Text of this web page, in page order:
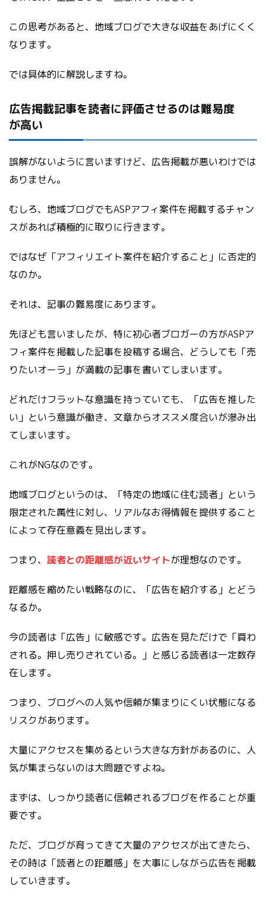
この思考があると、地域ブログで大きな収益をあげにくく
なります。
では具体的に解説しますね。
広告掲載記事を読者に評価させるのは難易度
が高い
誤解がないように言いますけど、広告掲載が悪いわけでは
ありません。
むしろ、地域ブログでもASPアフィ案件を掲載するチャン
スがあれば積極的に取りに行きます。
ではなぜ「アフィリエイト案件を紹介すること」に否定的
なのか。
それは、記事の難易度にあります。
先ほども言いましたが、特に初心者ブロガーの方がASPア
フィ案件を掲載した記事を投稿する場合、どうしても「売
りたいオーラ」が満載の記事を書いてしまいます。
どれだけフラットな意識を持っていても、「広告を推した
い」という意識が働き、文章からオススメ度合いが滲み出
てしまいます。
これがNGなのです。
地域ブログというのは、「特定の地域に住む読者」という
限定された属性に対し、リアルなお得情報を提供すること
によって存在意義を見出します。
つまり、 読者との距離感が近いサイトが理想なのです。
距離感を縮めたい戦略なのに、「広告を紹介する」とどう
なるか。
今の読者は「広告」に敏感です。広告を見ただけで「買わ
される。押し売りされている。」と感じる読者は一定数存
在します。
つまり、ブログへの人気や信頼が集まりにくい状態になる
リスクがあります。
大量にアクセスを集めるという大きな方針があるのに、人
気が集まらないのは大問題ですよね。
まずは、しっかり読者に信頼されるブログを作ることが重
要です。
ただ、ブログが育ってきて大量のアクセスが出てきたら、
その時は「読者との距離感」を大事にしながら広告を掲載
していきます。